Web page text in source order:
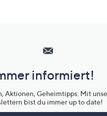
informiert!
Aktionen, Geheimtipps: Mit
bist du immer up to date!